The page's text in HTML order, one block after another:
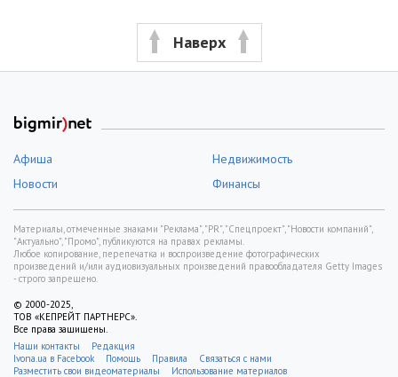
Наверх
Афиша
Недвижимость
Новости
Финансы
Материалы, отмеченные знаками "Реклама", "PR", "Спецпроект", "Новости компаний",
"Актуально", "Промо", публикуются на правах рекламы.
Любое копирование, перепечатка и воспроизведение фотографических
произведений и/или аудиовизуальных произведений правообладателя Getty Images
- строго запрещено.
© 2000-2025,
ТОВ «КЕПРЕЙТ ПАРТНЕРС».
Все права защищены.
Наши контакты
Редакция
Ivona.ua в Facebook
Помощь Правила
Связаться с нами
Разместить свои видеоматериалы
Использование материалов